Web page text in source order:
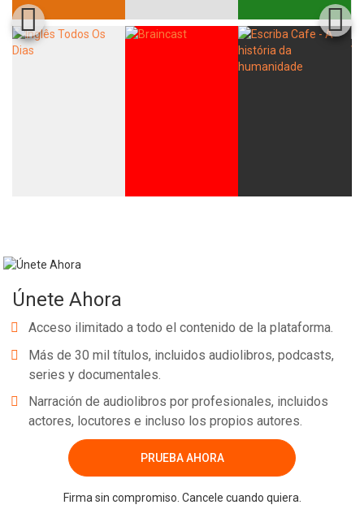
Únete Ahora
Acceso ilimitado a todo el contenido de la plataforma.
Más de 30 mil títulos, incluidos audiolibros, podcasts,
series y documentales.
Narración de audiolibros por profesionales, incluidos
actores, locutores e incluso los propios autores.
PRUEBA AHORA
Firma sin compromiso. Cancele cuando quiera.